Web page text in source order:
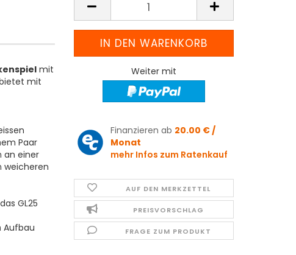
Weiter mit
Finanzieren ab 20.00 € /
Monat
mehr Infos zum Ratenkauf
AUF DEN MERKZETTEL
PREISVORSCHLAG
FRAGE ZUM PRODUKT
mit
bietet mit
Paar
einer
weicheren
GL25
Aufbau